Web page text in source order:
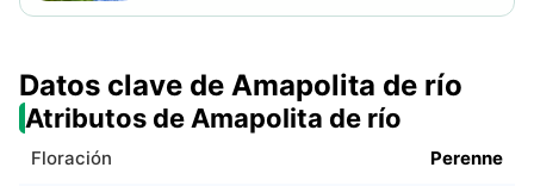
varía el color de las flores, los suelos ácidos
producen flores azules y los alcalinos flores
Datos clave de Amapolita de río
Atributos de Amapolita de río
Floración Perenne